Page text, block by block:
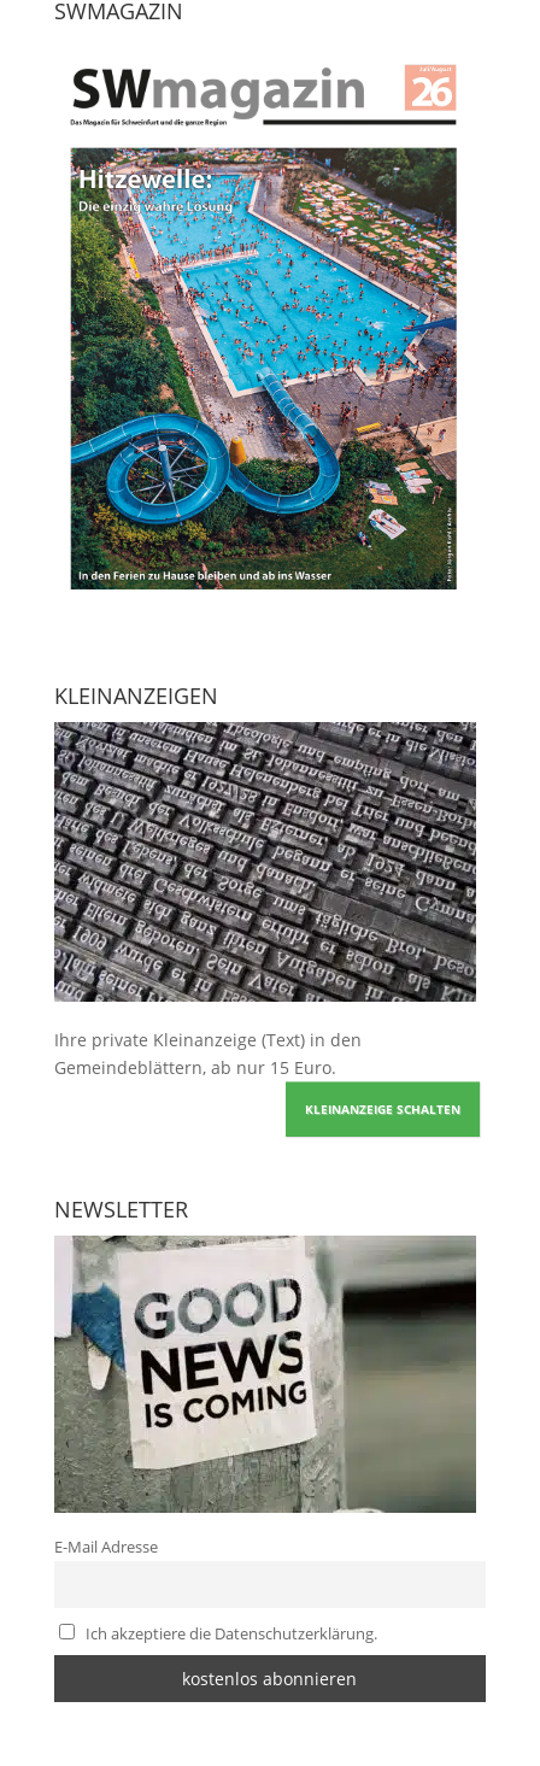
SWMAGAZIN
KLEINANZEIGEN
Ihre private Kleinanzeige (Text) in den
Gemeindeblättern, ab nur 15 Euro.
KLEINANZEIGE SCHALTEN
NEWSLETTER
E-Mail Adresse
Ich akzeptiere die Datenschutzerklärung.